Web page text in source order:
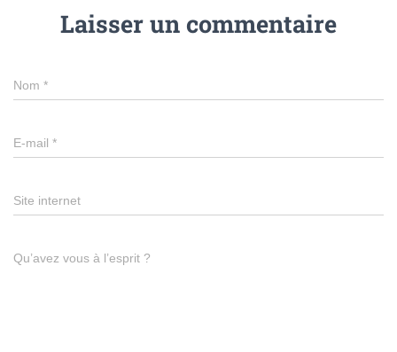
Laisser un commentaire
Nom *
E-mail *
Site internet
Qu’avez vous à l’esprit ?